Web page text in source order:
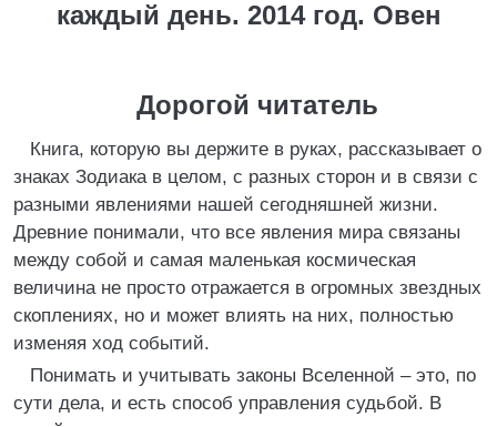
каждый день. 2014 год. Овен
Дорогой читатель
Книга, которую вы держите в руках, рассказывает о
знаках Зодиака в целом, с разных сторон и в связи с
разными явлениями нашей сегодняшней жизни.
Древние понимали, что все явления мира связаны
между собой и самая маленькая космическая
величина не просто отражается в огромных звездных
скоплениях, но и может влиять на них, полностью
изменяя ход событий.
Понимать и учитывать законы Вселенной – это, по
сути дела, и есть способ управления судьбой. В